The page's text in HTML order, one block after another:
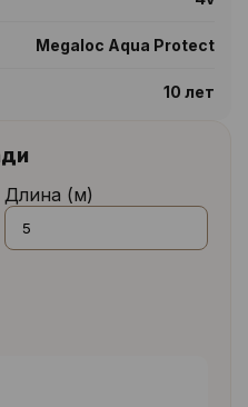
Megaloc Aqua Protect
10 лет
Длина (м)